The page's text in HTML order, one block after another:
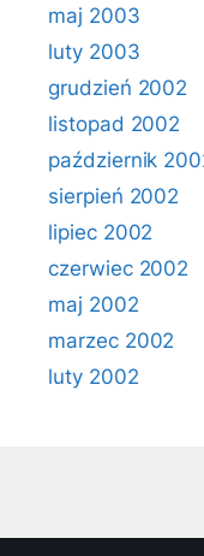
maj 2003
luty 2003
grudzień 2002
listopad 2002
październik
sierpień 2002
lipiec 2002
czerwiec 2002
maj 2002
marzec 2002
luty 2002